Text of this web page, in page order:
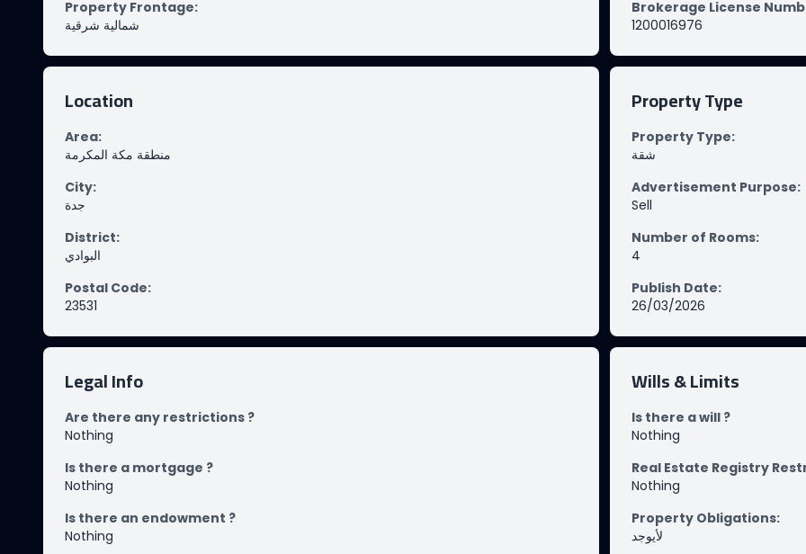
Property Frontage:
شمالية شرقية
Brokerage License
1200016976
Location
Area:
منطقة مكة المكرمة
City:
جدة
District:
البوادي
Postal Code:
23531
Property Type
Property Type:
شقة
Advertisement Purpose:
Sell
Number of Rooms:
4
Publish Date:
26/03/2026
Legal Info
Are there any restrictions ?
Nothing
Is there a mortgage ?
Nothing
Is there an endowment ?
Nothing
Wills & Limits
Is there a will ?
Nothing
Real Estate Registry
Nothing
Property Obligations:
لأيوجد